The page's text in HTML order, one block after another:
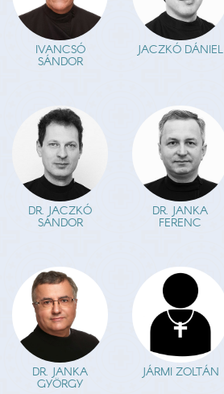
IVANCSÓ
SÁNDOR
JACZKÓ DÁNIEL
DR. JACZKÓ
SÁNDOR
DR. JANKA
FERENC
DR. JANKA
GYÖRGY
JÁRMI ZOLTÁN